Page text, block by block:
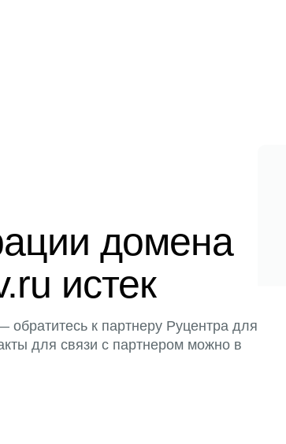
домена
истек
к партнеру Руцентра для
для связи с партнером можно в